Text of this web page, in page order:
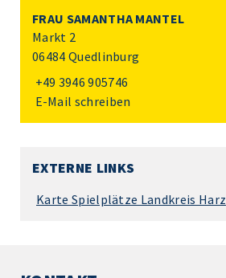
FRAU SAMANTHA MANTEL
Markt 2
06484 Quedlinburg
+49 3946 905746
E-Mail schreiben
EXTERNE LINKS
Karte Spielplätze Landkreis Harz